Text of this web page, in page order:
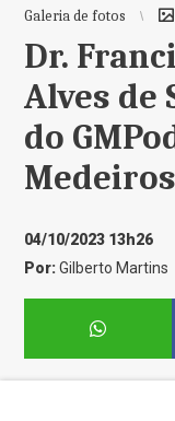
Galeria de fotos
Dr.
Alves de
do
04/10/2023 13h26
Por:Gilberto Martins